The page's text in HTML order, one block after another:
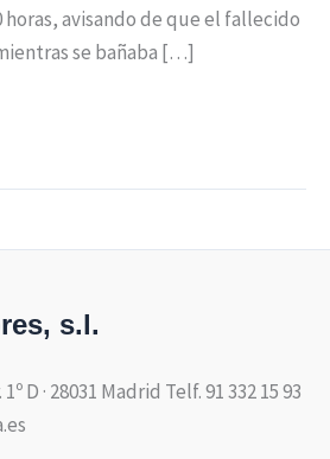
horas, avisando de que el fallecido
se bañaba […]
s.l.
D · 28031 Madrid Telf. 91 332 15 93